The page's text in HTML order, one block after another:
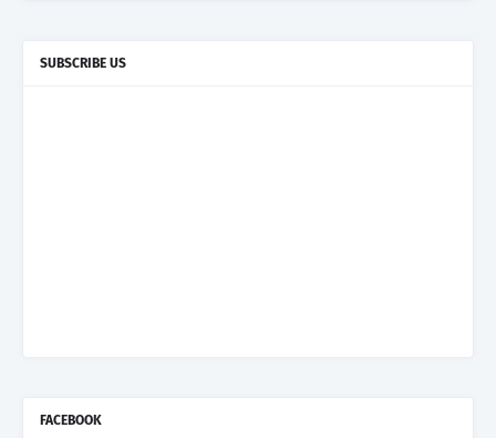
SUBSCRIBE US
FACEBOOK